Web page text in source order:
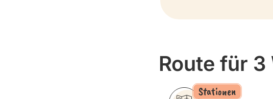
Route für 3
Stationen